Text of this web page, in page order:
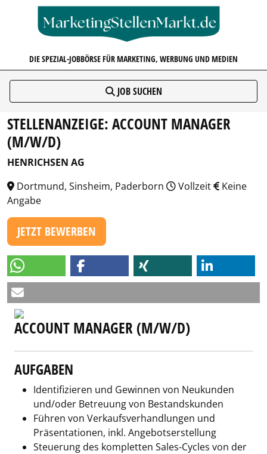
DIE SPEZIAL-JOBBÖRSE FÜR MARKETING, WERBUNG UND MEDIEN
JOB SUCHEN
STELLENANZEIGE: ACCOUNT MANAGER
(M/W/D)
HENRICHSEN AG
Dortmund, Sinsheim, Paderborn
Vollzeit
Keine
Angabe
JETZT BEWERBEN
ACCOUNT MANAGER (M/W/D)
AUFGABEN
Identifizieren und Gewinnen von Neukunden
und/oder Betreuung von Bestandskunden
Führen von Verkaufsverhandlungen und
Präsentationen, inkl. Angebotserstellung
Steuerung des kompletten Sales-Cycles von der